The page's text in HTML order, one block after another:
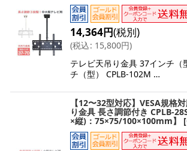
14,364円(税別)
(税込: 15,800円)
テレビ天吊り金具 37インチ（
チ（型） CPLB-102M …
【12〜32型対応】VESA規格
り金具 長さ調節付き CPLB-
×縦)：75×75/100×100mm】 [